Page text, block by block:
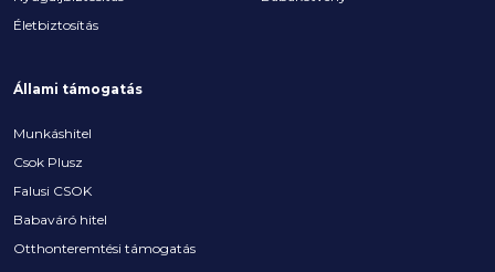
Életbiztosítás
Állami támogatás
Munkáshitel
Csok Plusz
Falusi CSOK
Babaváró hitel
Otthonteremtési támogatás